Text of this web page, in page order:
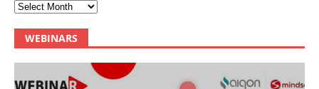
WEBINARS